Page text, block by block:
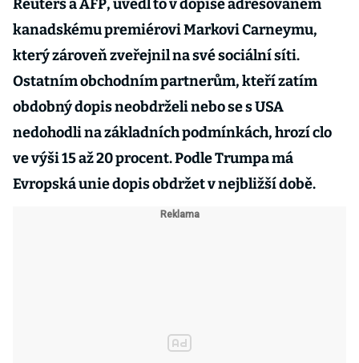
Reuters a AFP, uvedl to v dopise adresovaném
kanadskému premiérovi Markovi Carneymu,
který zároveň zveřejnil na své sociální síti.
Ostatním obchodním partnerům, kteří zatím
obdobný dopis neobdrželi nebo se s USA
nedohodli na základních podmínkách, hrozí clo
ve výši 15 až 20 procent. Podle Trumpa má
Evropská unie dopis obdržet v nejbližší době.